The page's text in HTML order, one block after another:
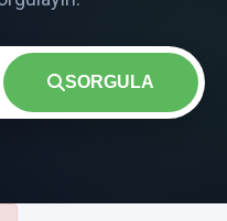
SORGULA